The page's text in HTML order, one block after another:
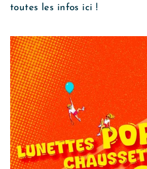
toutes les infos ici !